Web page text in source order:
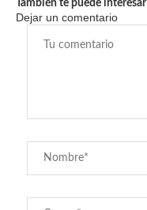
También te puede interesar
Dejar un comentario